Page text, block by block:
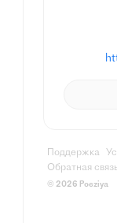
Поддержка
Обратная связь
© 2026 Poeziya